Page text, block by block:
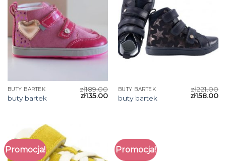
BUTY BARTEK
buty bartek
zł189.00
zł135.00
BUTY BARTEK
buty bartek
zł221.00
zł158.00
Promocja! Promocja!